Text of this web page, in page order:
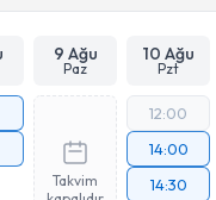
9 Ağu
Paz
10 Ağu
Pzt
Takvim
12:00
14:00
14:30